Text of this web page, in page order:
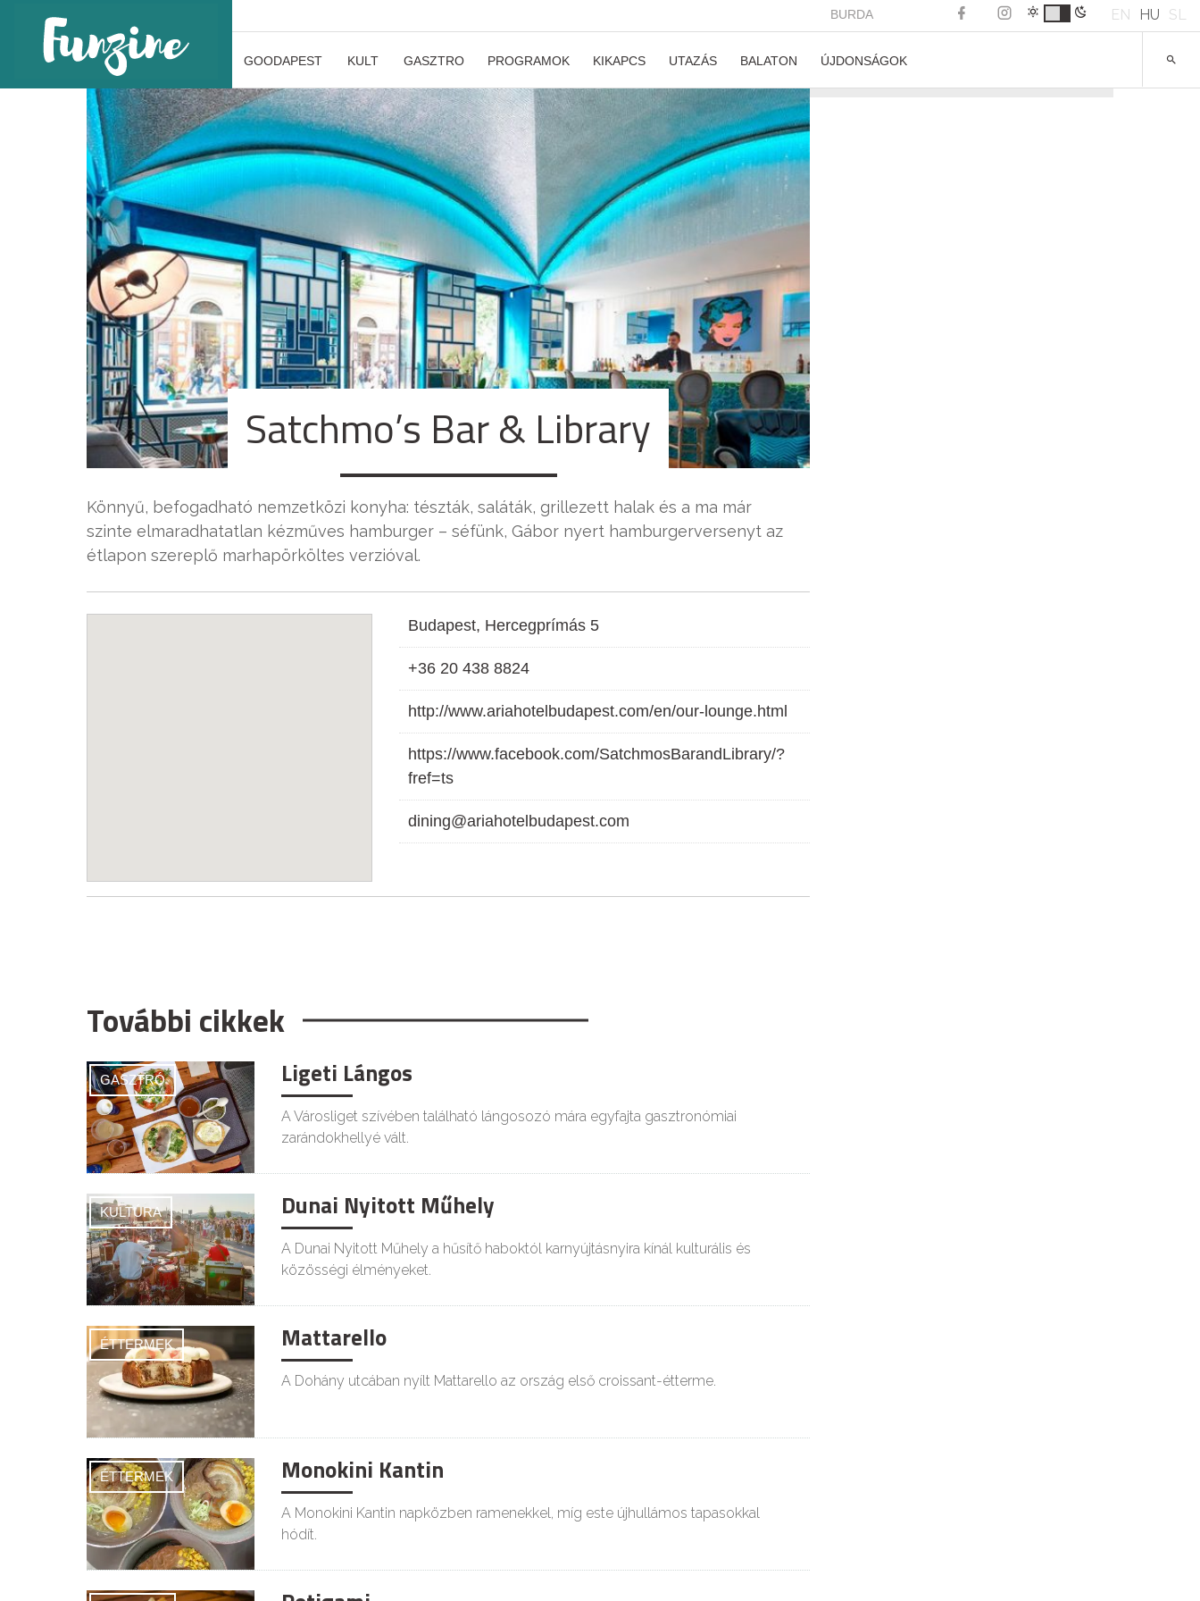
BURDA EN HU SL
GOODAPEST KULT GASZTRO PROGRAMOK KIKAPCS UTAZÁS BALATON ÚJDONSÁGOK
Satchmo’s Bar & Library
Könnyű, befogadható nemzetközi konyha: tészták, saláták, grillezett halak és a ma már
szinte elmaradhatatlan kézműves hamburger – séfünk, Gábor nyert hamburgerversenyt az
étlapon szereplő marhapörköltes verzióval.
Budapest, Hercegprímás 5
+36 20 438 8824
http://www.ariahotelbudapest.com/en/our-lounge.html
https://www.facebook.com/SatchmosBarandLibrary/?
fref=ts
dining@ariahotelbudapest.com
További cikkek
GASZTRÓ Ligeti Lángos
A Városliget szívében található lángosozó mára egyfajta gasztronómiai
zarándokhellyé vált.
KULTÚRA Dunai Nyitott Műhely
A Dunai Nyitott Műhely a hűsítő haboktól karnyújtásnyira kínál kulturális és
közösségi élményeket.
ÉTTERMEK Mattarello
A Dohány utcában nyílt Mattarello az ország első croissant-étterme.
ÉTTERMEK Monokini Kantin
A Monokini Kantin napközben ramenekkel, míg este újhullámos tapasokkal
hódít.